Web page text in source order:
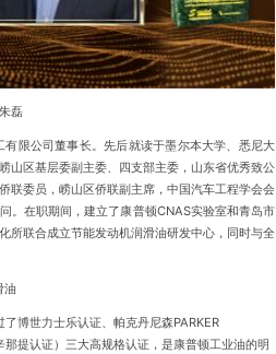
磊
限公司董事长。先后就读于墨尔本大学、悉尼大
山区基层委副主委、四支部主委，山东省优秀致公
联委员，崂山区侨联副主席，中国汽车工程学会会
。在职期间，建立了康普顿CNAS实验室和青岛市
所联合成立节能发动机润滑油研发中心，同时与全
油
博世力士乐认证、帕克丹尼森PARKER
提认证）三大高规格认证，是康普顿工业油的明